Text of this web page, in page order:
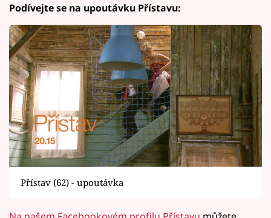
Podívejte se na upoutávku Přístavu:
Přístav (62) - upoutávka